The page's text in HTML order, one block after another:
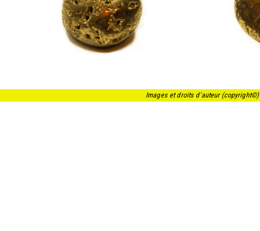
Images et droits d'auteur (copyright©)